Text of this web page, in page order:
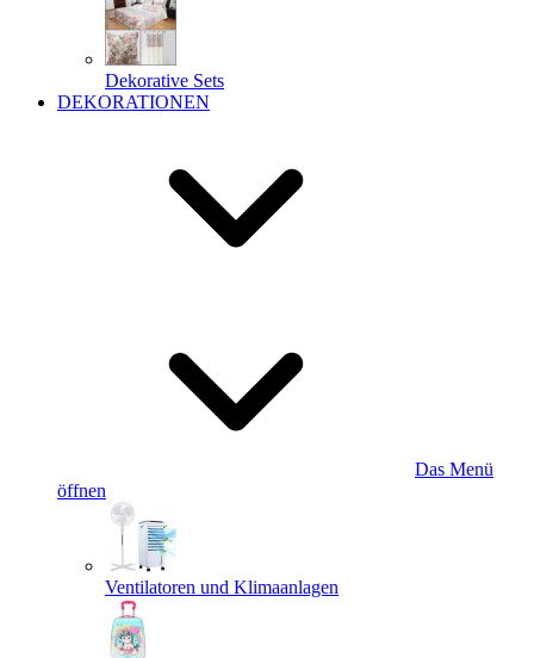
Dekorative Sets
DEKORATIONEN
Das Menü
öffnen
Ventilatoren und Klimaanlagen